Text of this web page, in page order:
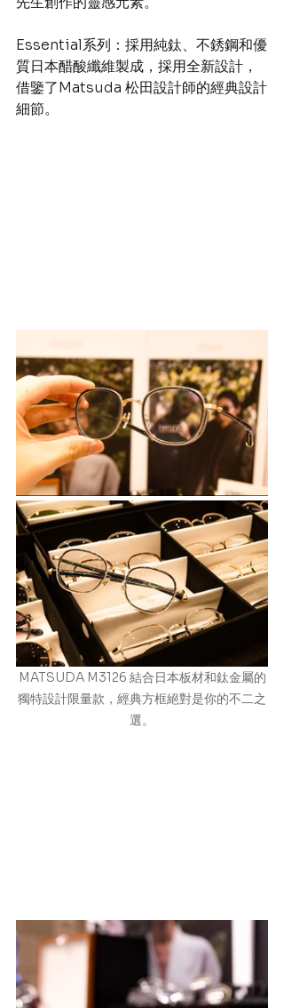
Essential系列：採用純鈦、不銹鋼和優
質日本醋酸纖維製成，採用全新設計，
借鑒了Matsuda 松田設計師的經典設計
細節。
MATSUDA M3126 結合日本板材和鈦金屬的
獨特設計限量款，經典方框絕對是你的不二之
選。